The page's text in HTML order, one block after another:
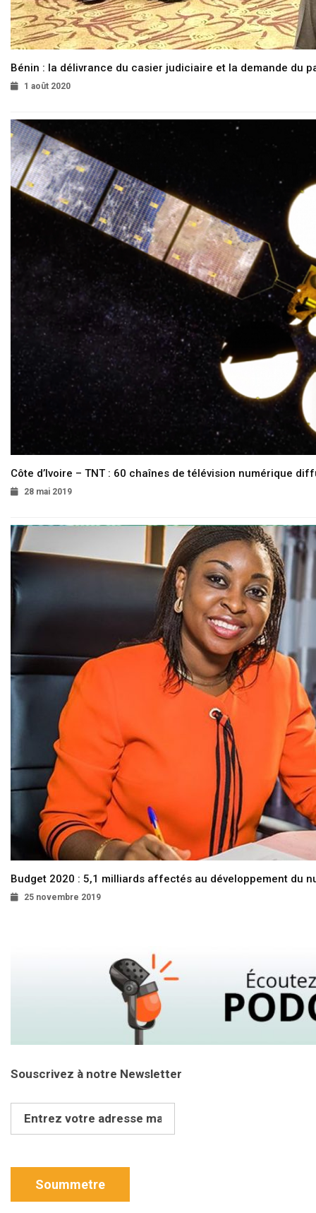
Bénin : la délivrance du casier judiciaire et la demande du
1 août 2020
Côte d’Ivoire – TNT : 60 chaînes de télévision numérique
28 mai 2019
Budget 2020 : 5,1 milliards affectés au développement du
25 novembre 2019
Souscrivez à notre Newsletter